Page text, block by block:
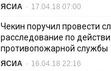
ЯСИА - 17.04.18 07:00
Чекин поручил провести
расследование по
противопожарной службы
ЯСИА - 16.04.18 22:16